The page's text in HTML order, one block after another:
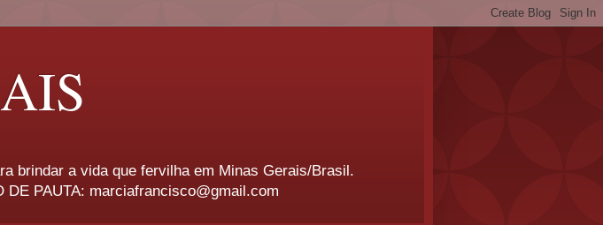
brindar a vida que fervilha em Minas Gerais/Brasil.
DE PAUTA: marciafrancisco@gmail.com